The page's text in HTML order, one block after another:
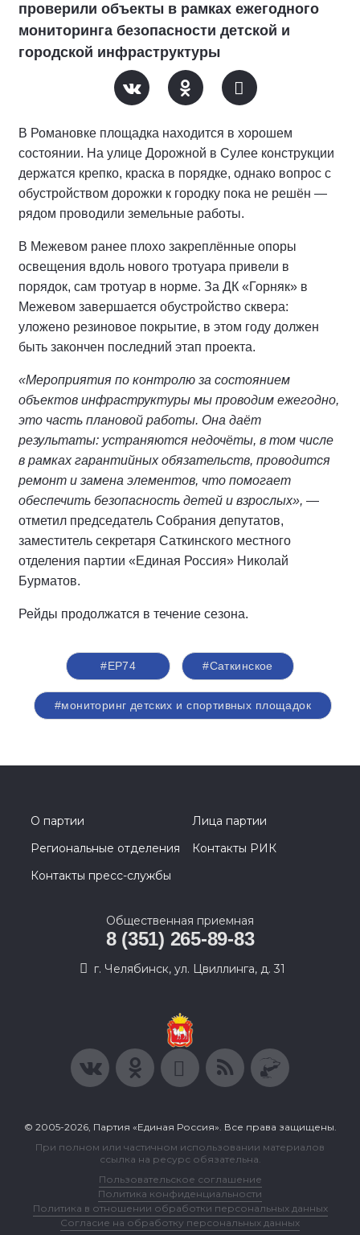
проверили объекты в рамках ежегодного
мониторинга безопасности детской и
городской инфраструктуры
В Романовке площадка находится в хорошем
состоянии. На улице Дорожной в Сулее конструкции
держатся крепко, краска в порядке, однако вопрос с
обустройством дорожки к городку пока не решён —
рядом проводили земельные работы.
В Межевом ранее плохо закреплённые опоры
освещения вдоль нового тротуара привели в
порядок, сам тротуар в норме. За ДК «Горняк» в
Межевом завершается обустройство сквера:
уложено резиновое покрытие, в этом году должен
быть закончен последний этап проекта.
«Мероприятия по контролю за состоянием
объектов инфраструктуры мы проводим ежегодно,
это часть плановой работы. Она даёт
результаты: устраняются недочёты, в том числе
в рамках гарантийных обязательств, проводится
ремонт и замена элементов, что помогает
обеспечить безопасность детей и взрослых», —
отметил председатель Собрания депутатов,
заместитель секретаря Саткинского местного
отделения партии «Единая Россия» Николай
Бурматов.
Рейды продолжатся в течение сезона.
#ЕР74 #Саткинское
#мониторинг детских и спортивных площадок
О партии
Лица партии
Региональные отделения
Контакты РИК
Контакты пресс-службы
Общественная приемная
8 (351) 265-89-83
г. Челябинск, ул. Цвиллинга, д. 31
© 2005-2026, Партия «Единая Россия». Все права защищены.
При полном или частичном использовании материалов
ссылка на ресурс обязательна.
Пользовательское соглашение
Политика конфиденциальности
Политика в отношении обработки персональных данных
Согласие на обработку персональных данных